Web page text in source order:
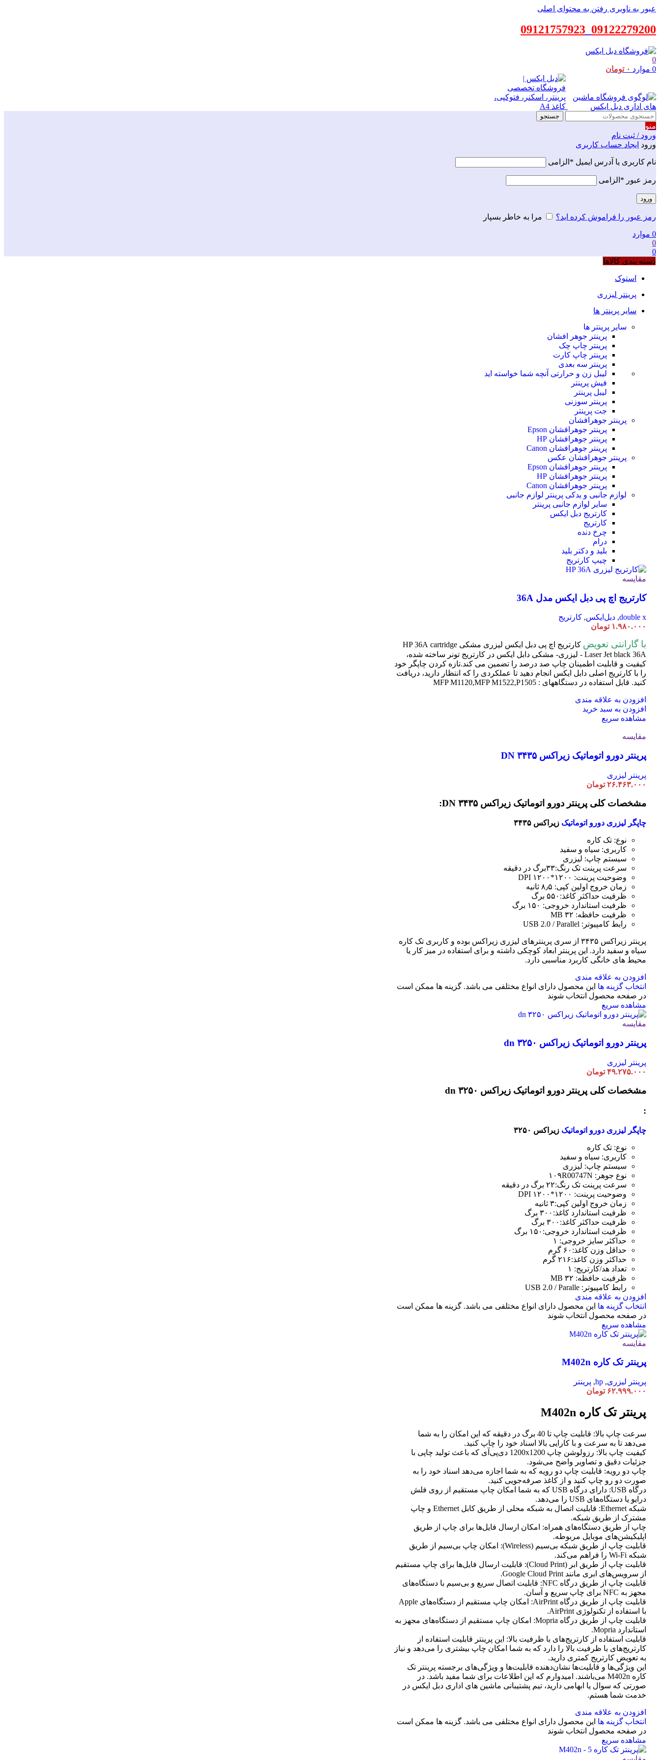
عبور به ناوبری رفتن به محتوای اصلی
09122279200
09121757923
0
0 موارد ۰ تومان
جستجو
منو
ورود / ثبت نام
ورود ایجاد حساب کاربری
نام کاربری یا آدرس ایمیل * الزامی
رمز عبور * الزامی
ورود
رمز عبور را فراموش کرده اید؟ مرا به خاطر بسپار
0 موارد
0
0
دسته بندی کالاها
استوک
پرینتر لیزری
سایر پرینتر ها
سایر پرینتر ها
پرینتر جوهر افشان
پرینتر چاپ چک
پرینتر چاپ کارت
پرینتر سه بعدی
لیبل زن و حرارتی آنچه شما خواسته اید
فیش پرینتر
لیبل پرینتر
پرینتر سوزنی
جت پرینتر
پرینتر جوهرافشان
پرینتر جوهرافشان Epson
پرینتر جوهرافشان HP
پرینتر جوهرافشان Canon
پرینتر جوهرافشان عکس
پرینتر جوهرافشان Epson
پرینتر جوهرافشان HP
پرینتر جوهرافشان Canon
لوازم جانبی و یدکی پرینتر لوازم جانبی
سایر لوازم جانبی پرینتر
کارتریج دبل ایکس
کارتریج
چرخ دنده
درام
بلید و دکتر بلید
چیپ کارتریج
مقایسه
کارتریج اچ پی دبل ایکس مدل 36A
double x
, دبل‌ایکس, کارتریج
۱.۹۸۰.۰۰۰ تومان
با گارانتی تعویض کارتریج اچ پی دبل ایکس لیزری مشکی HP 36A cartridge
Laser Jet black 36A - لیزری- مشکی دابل ایکس در کارتریج تونر ساخته شده،
کیفیت و قابلیت اطمینان چاپ صد درصد را تضمین می کند.تازه کردن چاپگر خود
را با کارتریج اصلی دابل ایکس انجام دهید تا عملکردی را که انتظار دارید، دریافت
کنید. قابل استفاده در دستگاههای : MFP M1120,MFP M1522,P1505
افزودن به علاقه مندی
افزودن به سبد خرید
مشاهده سریع
مقایسه
پرینتر دورو اتوماتیک زیراکس DN ۳۴۳۵
پرینتر لیزری
۲۶.۴۶۳.۰۰۰ تومان
مشخصات کلی پرینتر دورو اتوماتیک زیراکس DN ۳۴۳۵:
چاپگر لیزری دورو اتوماتیک زیراکس ۳۴۳۵
نوع: تک کاره
کاربری: سیاه و سفید
سیستم چاپ: لیزری
سرعت پرینت تک رنگ:۳۳برگ در دقیقه
وضوحیت پرینت: ۱۲۰۰*۱۲۰۰ DPI
زمان خروج اولین کپی: ۸٫۵ ثانیه
ظرفیت حداکثر کاغذ:۵۵۰ برگ
ظرفیت استاندارد خروجی: ۱۵۰ برگ
ظرفیت حافظه: ۳۲ MB
رابط کامپیوتر: USB 2.0 / Parallel
پرینتر زیراکس ۳۴۳۵ از سری پرینترهای لیزری زیراکس بوده و کاربری تک کاره
سیاه و سفید دارد. این پرینتر ابعاد کوچکی داشته و برای استفاده در میز کار یا
محیط های خانگی کاربرد مناسبی دارد.
افزودن به علاقه مندی
انتخاب گزینه ها این محصول دارای انواع مختلفی می باشد. گزینه ها ممکن است
در صفحه محصول انتخاب شوند
مشاهده سریع
مقایسه
پرینتر دورو اتوماتیک زیراکس dn ۳۲۵۰
پرینتر لیزری
۴۹.۲۷۵.۰۰۰ تومان
مشخصات کلی پرینتر دورو اتوماتیک زیراکس dn ۳۲۵۰
:
چاپگر لیزری دورو اتوماتیک زیراکس ۳۲۵۰
نوع: تک کاره
کاربری: سیاه و سفید
سیستم چاپ: لیزری
نوع جوهر: ۱۰۹R00747N
سرعت پرینت تک رنگ:۲۲ برگ در دقیقه
وضوحیت پرینت: ۱۲۰۰*۱۲۰۰ DPI
زمان خروج اولین کپی:۳ ثانیه
ظرفیت استاندارد کاغذ:۳۰۰ برگ
ظرفیت حداکثر کاغذ:۳۰۰ برگ
ظرفیت استاندارد خروجی:۱۵۰ برگ
حداکثر سایز خروجی: ۱
حداقل وزن کاغذ:۶۰ گرم
حداکثر وزن کاغذ:۲۱۶ گرم
تعداد هد/کارتریج: ۱
ظرفیت حافظه: ۳۲ MB
رابط کامپیوتر: USB 2.0 / Paralle
افزودن به علاقه مندی
انتخاب گزینه ها این محصول دارای انواع مختلفی می باشد. گزینه ها ممکن است
در صفحه محصول انتخاب شوند
مشاهده سریع
مقایسه
پرینتر تک کاره M402n
پرینتر لیزری,
hp
, پرینتر
۶۲.۹۹۹.۰۰۰ تومان
پرینتر تک کاره M402n
سرعت چاپ بالا: قابلیت چاپ تا 40 برگ در دقیقه که این امکان را به شما
می‌دهد تا به سرعت و با کارایی بالا اسناد خود را چاپ کنید.
کیفیت چاپ بالا: رزولوشن چاپ 1200x1200 دی‌پی‌آی که باعث تولید چاپی با
جزئیات دقیق و تصاویر واضح می‌شود.
چاپ دو رویه: قابلیت چاپ دو رویه که به شما اجازه می‌دهد اسناد خود را به
صورت دو رو چاپ کنید و از کاغذ صرفه‌جویی کنید.
درگاه USB: دارای درگاه USB که به شما امکان چاپ مستقیم از روی فلش
درایو یا دستگاه‌های USB را می‌دهد.
شبکه Ethernet: قابلیت اتصال به شبکه محلی از طریق کابل Ethernet و چاپ
مشترک از طریق شبکه.
چاپ از طریق دستگاه‌های همراه: امکان ارسال فایل‌ها برای چاپ از طریق
اپلیکیشن‌های موبایل مربوطه.
قابلیت چاپ از طریق شبکه بی‌سیم (Wireless): امکان چاپ بی‌سیم از طریق
شبکه Wi-Fi را فراهم می‌کند.
قابلیت چاپ از طریق ابر (Cloud Print): قابلیت ارسال فایل‌ها برای چاپ مستقیم
از سرویس‌های ابری مانند Google Cloud Print.
قابلیت چاپ از طریق درگاه NFC: قابلیت اتصال سریع و بی‌سیم با دستگاه‌های
مجهز به NFC برای چاپ سریع و آسان.
قابلیت چاپ از طریق درگاه AirPrint: امکان چاپ مستقیم از دستگاه‌های Apple
با استفاده از تکنولوژی AirPrint.
قابلیت چاپ از طریق درگاه Mopria: امکان چاپ مستقیم از دستگاه‌های مجهز به
استاندارد Mopria.
قابلیت استفاده از کارتریج‌های با ظرفیت بالا: این پرینتر قابلیت استفاده از
کارتریج‌های با ظرفیت بالا را دارد که به شما امکان چاپ بیشتری را می‌دهد و نیاز
به تعویض کارتریج کمتری دارید.
این ویژگی‌ها و قابلیت‌ها نشان‌دهنده قابلیت‌ها و ویژگی‌های برجسته پرینتر تک
کاره M402n می‌باشند. امیدوارم که این اطلاعات برای شما مفید باشد. در
صورتی که سوال یا ابهامی دارید، تیم پشتیبانی ماشین های اداری دبل ایکس در
خدمت شما هستم.
افزودن به علاقه مندی
انتخاب گزینه ها این محصول دارای انواع مختلفی می باشد. گزینه ها ممکن است
در صفحه محصول انتخاب شوند
مشاهده سریع